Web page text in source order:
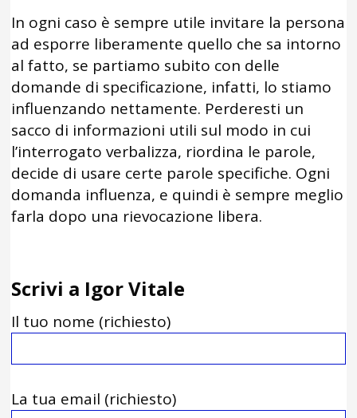
In ogni caso è sempre utile invitare la persona
ad esporre liberamente quello che sa intorno
al fatto, se partiamo subito con delle
domande di specificazione, infatti, lo stiamo
influenzando nettamente. Perderesti un
sacco di informazioni utili sul modo in cui
l’interrogato verbalizza, riordina le parole,
decide di usare certe parole specifiche. Ogni
domanda influenza, e quindi è sempre meglio
farla dopo una rievocazione libera.
Scrivi a Igor Vitale
Il tuo nome (richiesto)
La tua email (richiesto)